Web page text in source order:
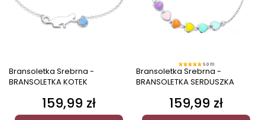
Bransoletka Srebrna -
BRANSOLETKA KOTEK
Cena
159,99 zł
5.0 (1)
Bransoletka Srebrna -
BRANSOLETKA SERDUSZKA
Cena
159,99 zł